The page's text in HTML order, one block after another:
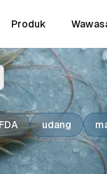
Produk
udang